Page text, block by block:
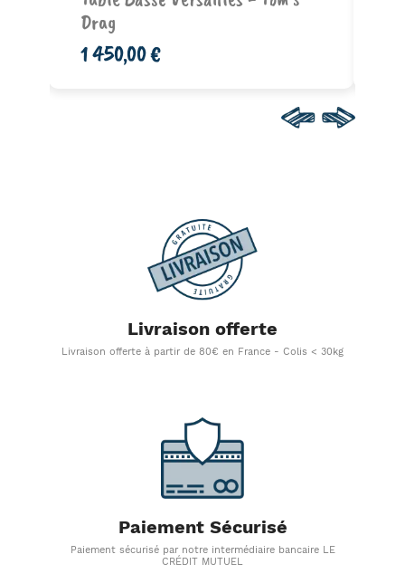
Drag
1 450,00 €
Livraison offerte
Livraison offerte à partir de 80€ en France - Colis < 30kg
Paiement Sécurisé
Paiement sécurisé par notre intermédiaire bancaire LE
CRÉDIT MUTUEL